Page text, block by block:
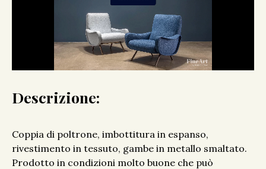
Descrizione:
Coppia di poltrone, imbottitura in espanso,
rivestimento in tessuto, gambe in metallo smaltato.
Prodotto in condizioni molto buone che può